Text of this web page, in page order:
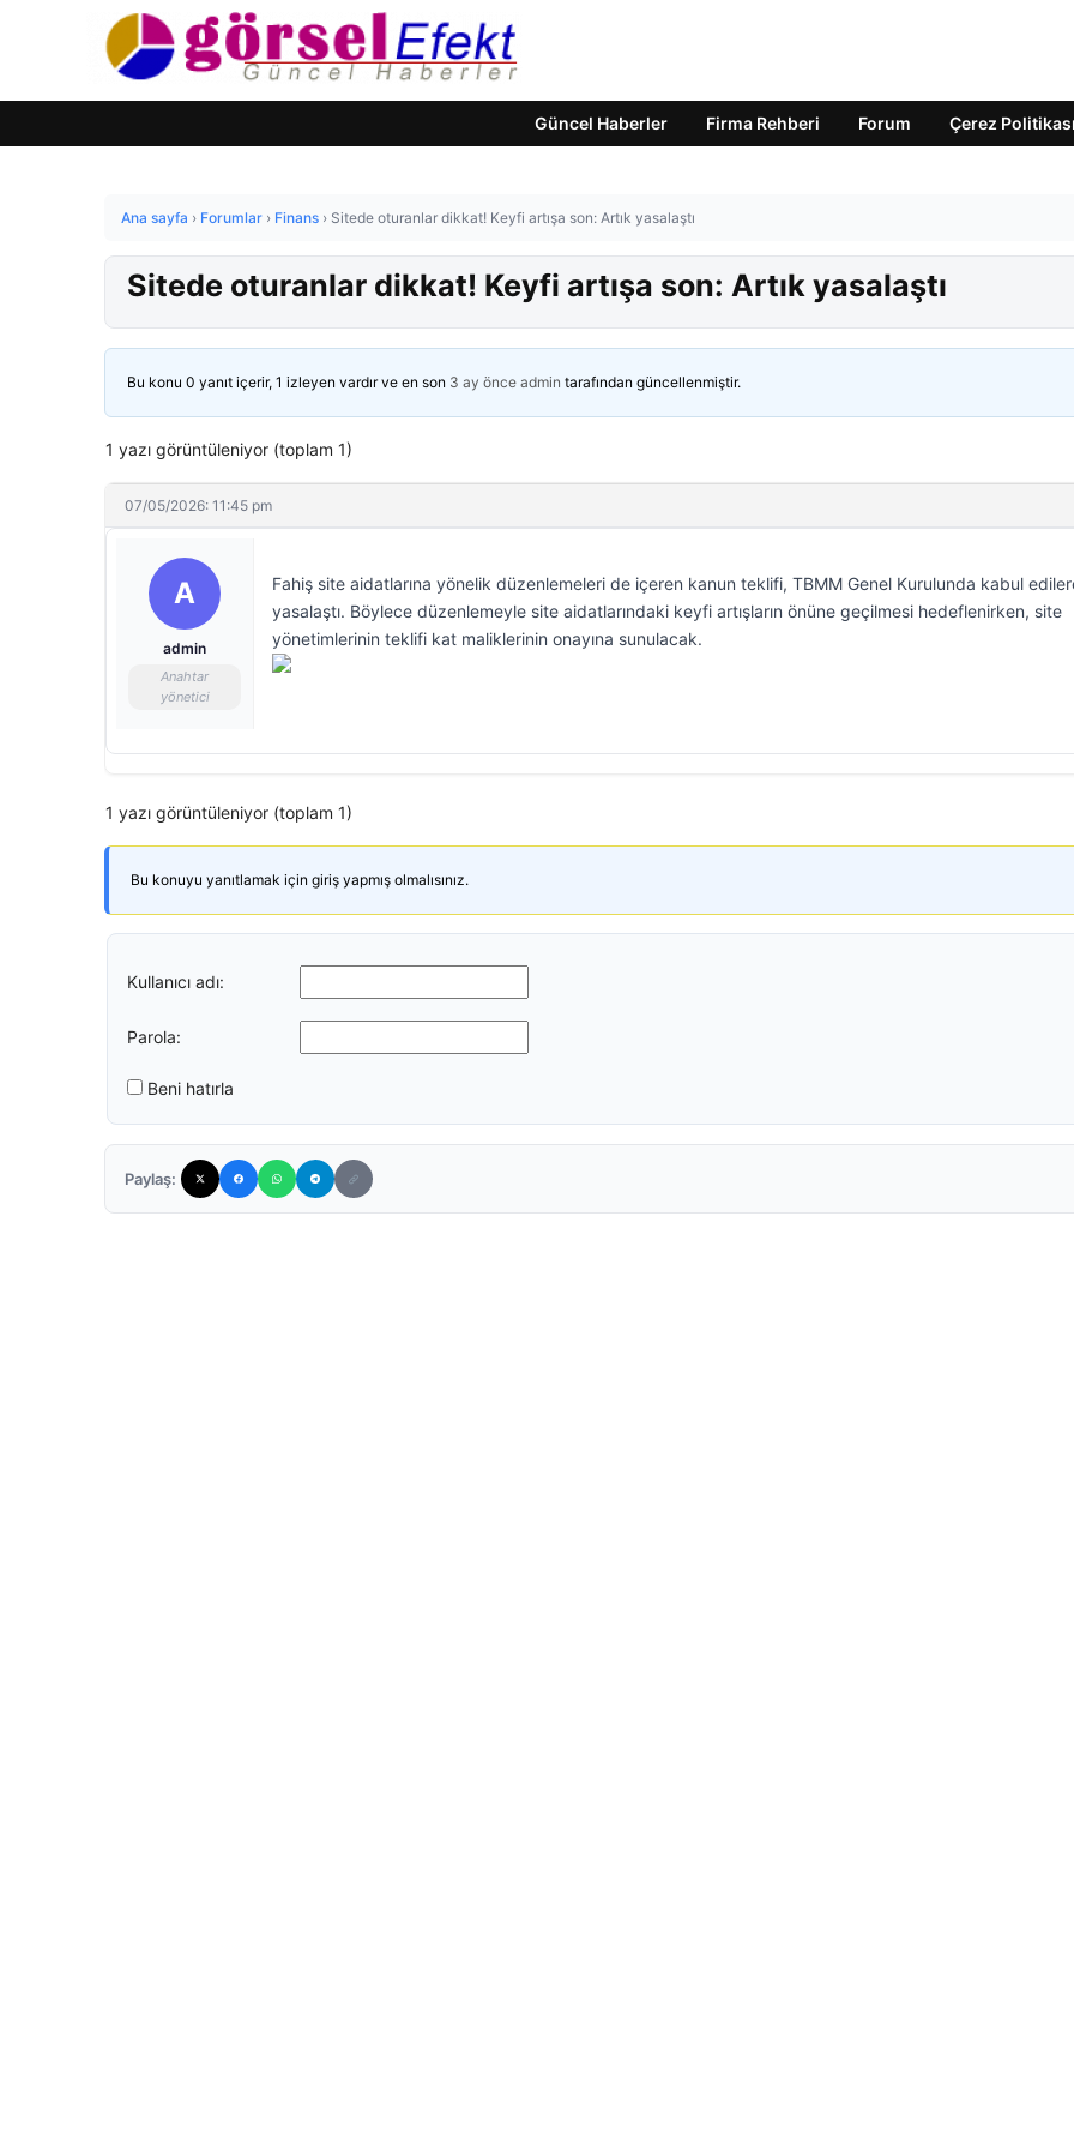
Güncel Haberler Firma Rehberi Forum Çerez Politikası
Ana sayfa › Forumlar › Finans › Sitede oturanlar dikkat! Keyfi artışa son: Artık yasalaştı
Sitede oturanlar dikkat! Keyfi artışa son: Artık yasalaştı
Bu konu 0 yanıt içerir, 1 izleyen vardır ve en son 3 ay önce admin tarafından güncellenmiştir.
1 yazı görüntüleniyor (toplam 1)
07/05/2026: 11:45 pm
A
admin
Anahtar
yönetici
Fahiş site aidatlarına yönelik düzenlemeleri de içeren kanun teklifi, TBMM Genel Kurulunda kabul
yasalaştı. Böylece düzenlemeyle site aidatlarındaki keyfi artışların önüne geçilmesi hedeflenirken, site
yönetimlerinin teklifi kat maliklerinin onayına sunulacak.
1 yazı görüntüleniyor (toplam 1)
Bu konuyu yanıtlamak için giriş yapmış olmalısınız.
Kullanıcı adı:
Parola:
Beni hatırla
Paylaş: